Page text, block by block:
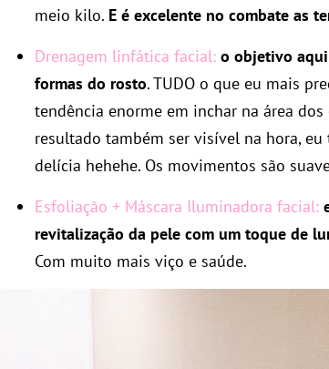
meio kilo. E é excelente no combate as
Drenagem linfática facial: o objetivo
formas do rosto. TUDO o que eu mais
tendência enorme em inchar na área
resultado também ser visível na hora,
delícia hehehe. Os movimentos são
Esfoliação + Máscara Iluminadora facial:
revitalização da pele com um toque de
Com muito mais viço e saúde.